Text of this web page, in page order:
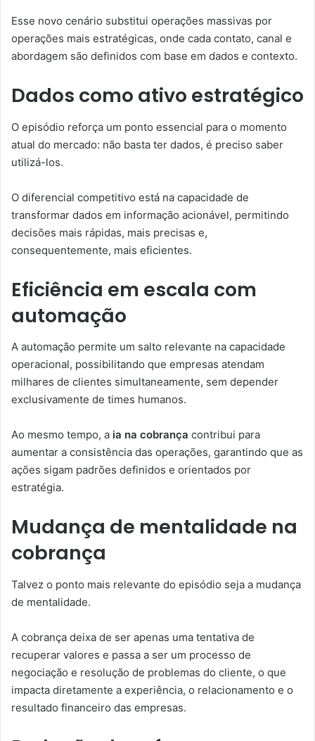
Esse novo cenário substitui operações massivas por
operações mais estratégicas, onde cada contato, canal e
abordagem são definidos com base em dados e contexto.
Dados como ativo estratégico
O episódio reforça um ponto essencial para o momento
atual do mercado: não basta ter dados, é preciso saber
utilizá-los.
O diferencial competitivo está na capacidade de
transformar dados em informação acionável, permitindo
decisões mais rápidas, mais precisas e,
consequentemente, mais eficientes.
Eficiência em escala com
automação
A automação permite um salto relevante na capacidade
operacional, possibilitando que empresas atendam
milhares de clientes simultaneamente, sem depender
exclusivamente de times humanos.
Ao mesmo tempo, a ia na cobrança contribui para
aumentar a consistência das operações, garantindo que as
ações sigam padrões definidos e orientados por
estratégia.
Mudança de mentalidade na
cobrança
Talvez o ponto mais relevante do episódio seja a mudança
de mentalidade.
A cobrança deixa de ser apenas uma tentativa de
recuperar valores e passa a ser um processo de
negociação e resolução de problemas do cliente, o que
impacta diretamente a experiência, o relacionamento e o
resultado financeiro das empresas.